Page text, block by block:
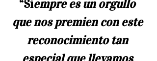
“Siempre es un orgullo
que nos premien con este
reconocimiento tan